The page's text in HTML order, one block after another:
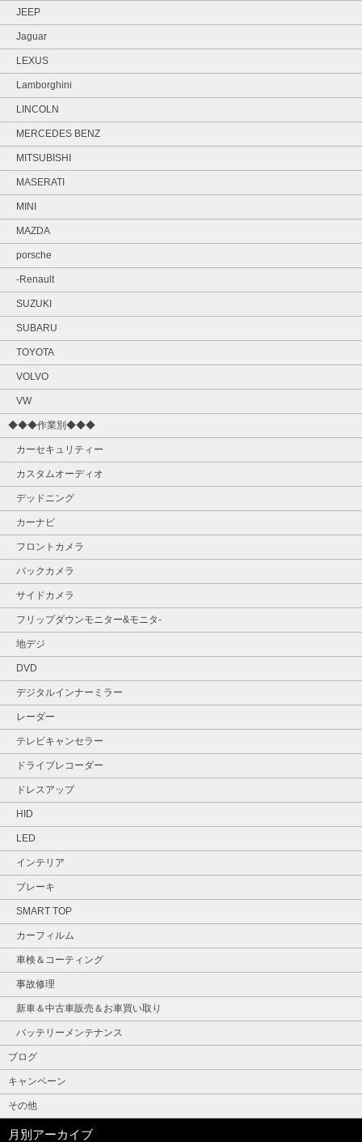
JEEP
Jaguar
LEXUS
Lamborghini
LINCOLN
MERCEDES BENZ
MITSUBISHI
MASERATI
MINI
MAZDA
porsche
-Renault
SUZUKI
SUBARU
TOYOTA
VOLVO
VW
◆◆◆作業別◆◆◆
カーセキュリティー
カスタムオーディオ
デッドニング
カーナビ
フロントカメラ
バックカメラ
サイドカメラ
フリップダウンモニター&モニタ‐
地デジ
DVD
デジタルインナーミラー
レーダー
テレビキャンセラー
ドライブレコーダー
ドレスアップ
HID
LED
インテリア
ブレーキ
SMART TOP
カーフィルム
車検＆コーティング
事故修理
新車＆中古車販売＆お車買い取り
バッテリーメンテナンス
ブログ
キャンペーン
その他
月別アーカイブ